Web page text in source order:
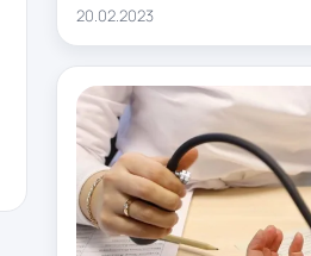
20.02.2023